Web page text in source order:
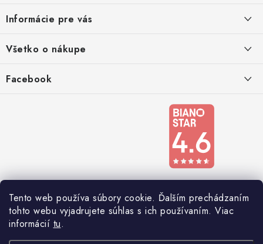
Tento web používa súbory cookie. Ďalším prechádzaním
tohto webu vyjadrujete súhlas s ich používaním. Viac
informácií tu.
äInformácie pre vás
Registrace
Všetko o nákupe
Facebook